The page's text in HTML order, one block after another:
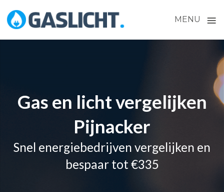
MENU ≡
Skip
to
content
Gas en licht vergelijken
Pijnacker
Snel energiebedrijven vergelijken en
bespaar tot €335